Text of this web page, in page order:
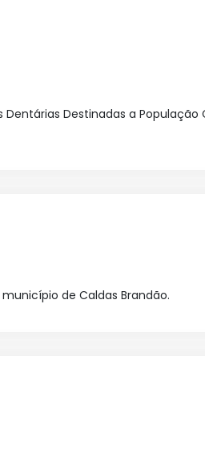
Destinadas a População
de Caldas Brandão.